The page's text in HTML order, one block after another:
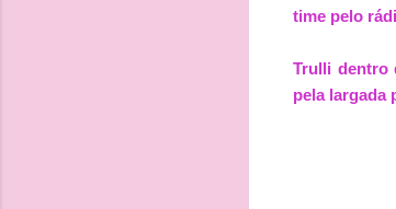
time pelo
Trulli dentro
pela largada